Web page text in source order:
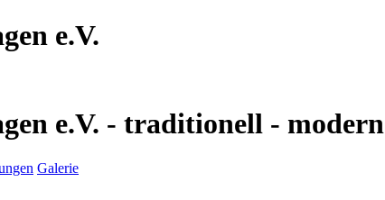
e.V.
e.V. - traditionell - modern
Galerie